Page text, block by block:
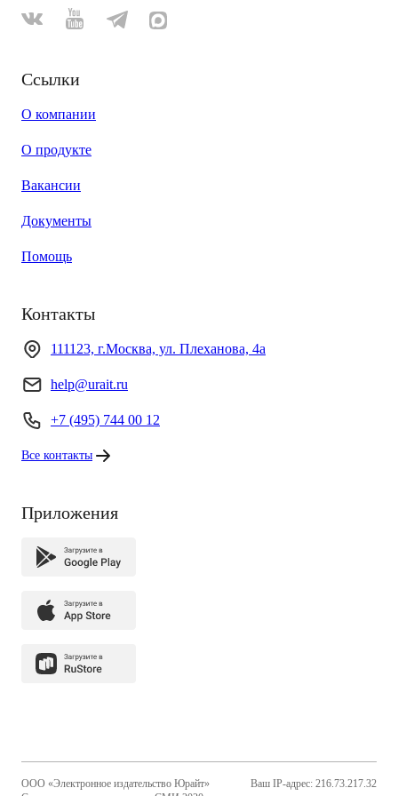
Ссылки
О компании
О продукте
Вакансии
Документы
Помощь
Контакты
111123, г.Москва, ул. Плеханова, 4а
help@urait.ru
+7 (495) 744 00 12
Все контакты
Приложения
ООО «Электронное издательство Юрайт»
Ваш IP-адрес: 216.73.217.32